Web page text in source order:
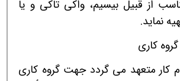
از قبیل بیسیم، واکی تاکی و یا
نماید.
کار متعهد می گردد جهت گروه کاری